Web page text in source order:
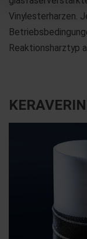
Vinylesterharzen.
Reaktionsharztyp
KERAVERIN